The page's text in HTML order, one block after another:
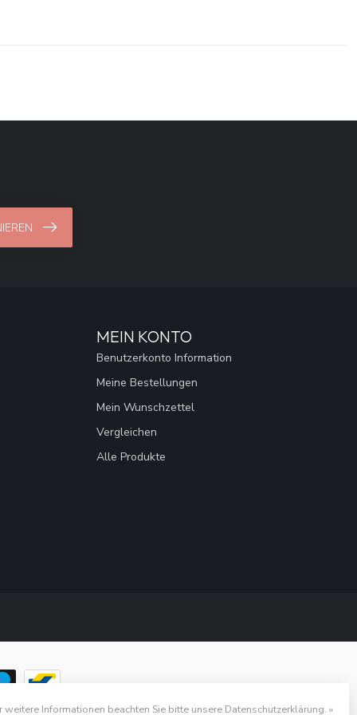
MEIN KONTO
Benutzerkonto Information
Meine Bestellungen
Mein Wunschzettel
Vergleichen
Alle Produkte
weitere Informationen beachten Sie bitte unsere Datenschutzerklärung. »